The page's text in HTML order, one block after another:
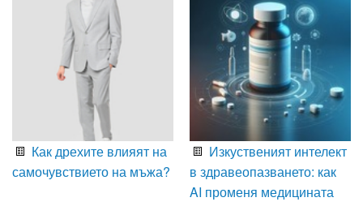
Как дрехите влияят на
самочувствието на мъжа?
Изкуственият интелект
в здравеопазването: как
AI променя медицината